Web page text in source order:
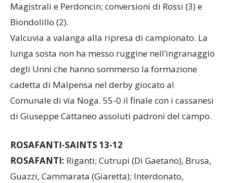
Magistrali e Perdoncin; conversioni di Rossi (3) e
Biondolillo (2).
Valcuvia a valanga alla ripresa di campionato. La
lunga sosta non ha messo ruggine nell’ingranaggio
degli Unni che hanno sommerso la formazione
cadetta di Malpensa nel derby giocato al
Comunale di via Noga. 55-0 il finale con i cassanesi
di Giuseppe Cattaneo assoluti padroni del campo.
ROSAFANTI-SAINTS 13-12
ROSAFANTI: Riganti; Cutrupi (Di Gaetano), Brusa,
Guazzi, Cammarata (Giaretta); Interdonato,